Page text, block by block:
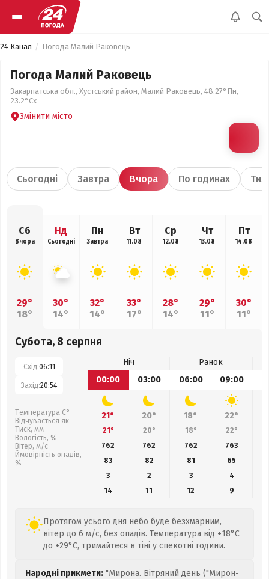
24 Канал Погода Малий Раковець
Погода Малий Раковець
Закарпатська обл., Хустський район, Малий Раковець, 48.27°Пн,
23.2°Сх
Змінити місто
Сьогодні Завтра Вчора По годинах
Сб
Вчора
29°
18°
Нд
Сьогодні
30°
14°
Пн
Завтра
32°
14°
Вт
11.08
33°
17°
Ср
12.08
28°
14°
Чт
13.08
29°
11°
Пт
14.08
30°
11°
Субота, 8 серпня
Схід:06:11
Захід:20:54
Температура С°
Відчувається як
Тиск, мм
Вологість, %
Вітер, м/с
Ймовірність опадів,
%
Ніч
Ранок
00:00
03:00 06:00 09:00
21° 20° 18° 22°
21° 20° 18° 22°
762
762 762 763
83
82 81 65
3
2 3
4
14
11 12 9
Протягом усього дня небо буде безхмарним,
вітер до 6 м/с, без опадів. Температура від +18°C
до +29°C, тримайтеся в тіні у спекотні години.
Народні прикмети: "Мирона. Вітряний день ("Мирон-